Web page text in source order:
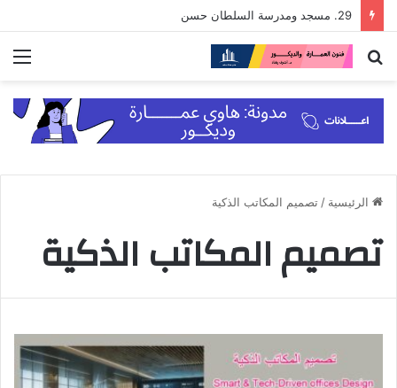
29. مسجد ومدرسة السلطان حسن
بحث
الرئيسية /تصميم المكاتب الذكية
تصميم المكاتب الذكية